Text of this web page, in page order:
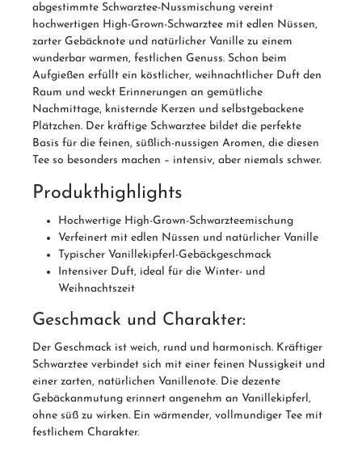
abgestimmte Schwarztee-Nussmischung vereint
hochwertigen High-Grown-Schwarztee mit edlen Nüssen,
zarter Gebäcknote und natürlicher Vanille zu einem
wunderbar warmen, festlichen Genuss. Schon beim
Aufgießen erfüllt ein köstlicher, weihnachtlicher Duft den
Raum und weckt Erinnerungen an gemütliche
Nachmittage, knisternde Kerzen und selbstgebackene
Plätzchen. Der kräftige Schwarztee bildet die perfekte
Basis für die feinen, süßlich-nussigen Aromen, die diesen
Tee so besonders machen – intensiv, aber niemals schwer.
Produkthighlights
Hochwertige High-Grown-Schwarzteemischung
Verfeinert mit edlen Nüssen und natürlicher Vanille
Typischer Vanillekipferl-Gebäckgeschmack
Intensiver Duft, ideal für die Winter- und
Weihnachtszeit
Geschmack und Charakter:
Der Geschmack ist weich, rund und harmonisch. Kräftiger
Schwarztee verbindet sich mit einer feinen Nussigkeit und
einer zarten, natürlichen Vanillenote. Die dezente
Gebäckanmutung erinnert angenehm an Vanillekipferl,
ohne süß zu wirken. Ein wärmender, vollmundiger Tee mit
festlichem Charakter.